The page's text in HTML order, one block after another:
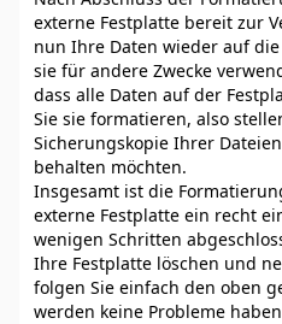
externe Festplatte bereit zur
nun Ihre Daten wieder auf
sie für andere Zwecke
dass alle Daten auf der
Sie sie formatieren, also
Sicherungskopie Ihrer
behalten möchten.
Insgesamt ist die
externe Festplatte ein recht
wenigen Schritten
Ihre Festplatte löschen und
folgen Sie einfach den oben
werden keine Probleme